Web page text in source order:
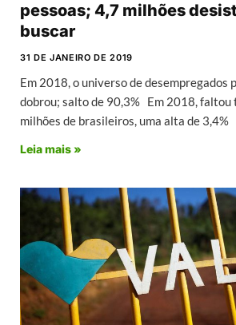
pessoas; 4,7 milhões
buscar
31 DE JANEIRO DE 2019
Em 2018, o universo de desempregados
dobrou; salto de 90,3% Em 2018, faltou
milhões de brasileiros, uma alta de 3,4%
Leia mais »